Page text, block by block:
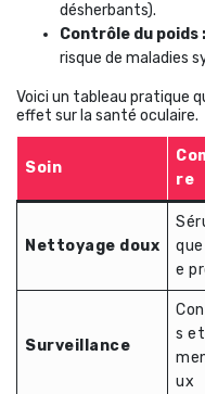
désherbants).
Contrôle du poids :
risque de maladies
Voici un tableau pratique
effet sur la santé oculaire.
Soin
re
Nettoyage doux
e
Surveillance
s
ux